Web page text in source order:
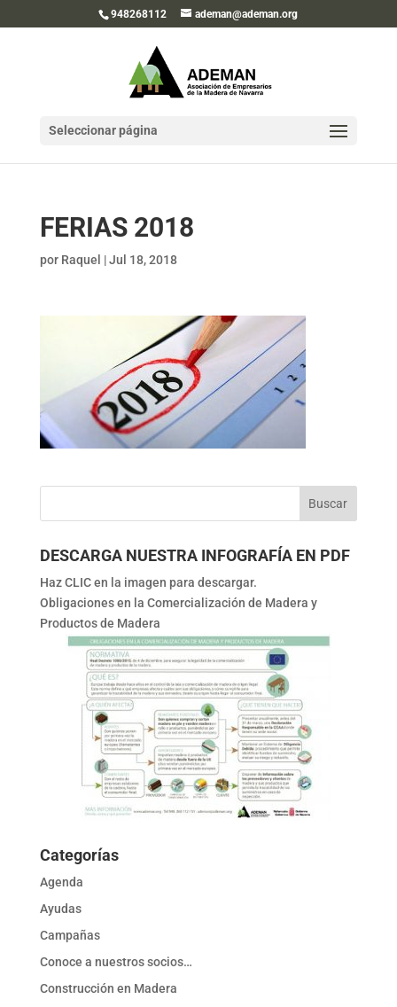
948268112 ademan@ademan.org
Seleccionar página
FERIAS 2018
por Raquel |Jul 18, 2018
DESCARGA NUESTRA INFOGRAFÍA EN PDF
Haz CLIC en la imagen para descargar.
Obligaciones en la Comercialización de Madera y
Productos de Madera
Categorías
Agenda
Ayudas
Campañas
Conoce a nuestros socios…
Construcción en Madera